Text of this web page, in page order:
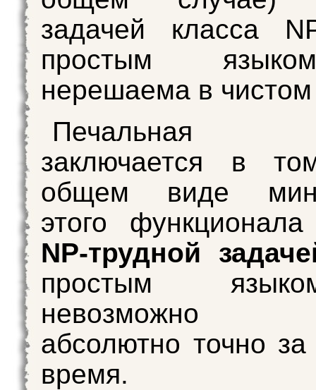
задачей класса
простым
нерешаема в
Печальная
заключается в
общем виде
этого функционала
NP-трудной
простым
невозможно
абсолютно точно
время.